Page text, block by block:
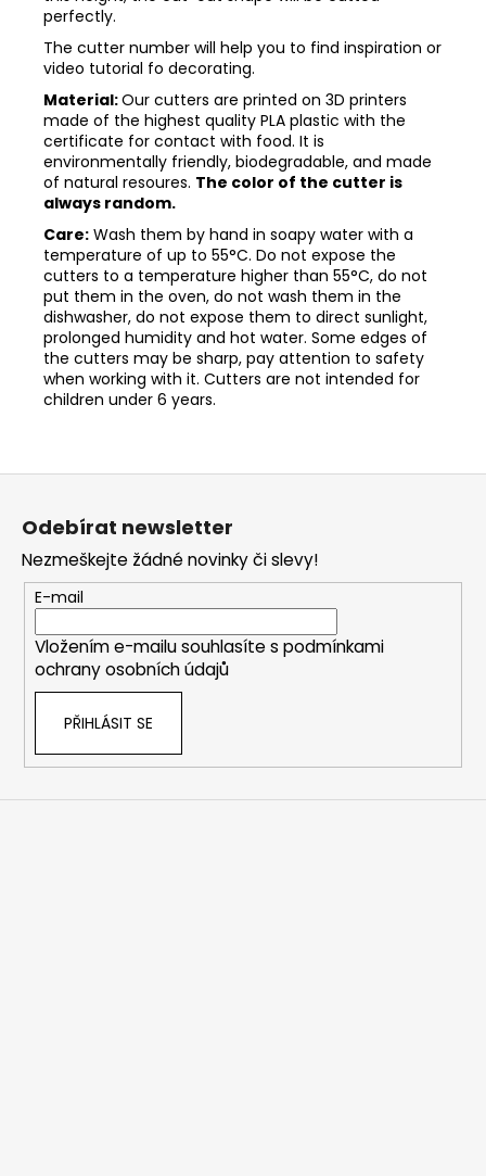
perfectly.
The cutter number will help you to find inspiration or
video tutorial fo decorating.
Material:Our cutters are printed on 3D printers
made of the highest quality PLA plastic with the
certificate for contact with food. It is
environmentally friendly, biodegradable, and made
of natural resoures. The color of the cutter is
always random.
Care: Wash them by hand in soapy water with a
temperature of up to 55°C. Do not expose the
cutters to a temperature higher than 55°C, do not
put them in the oven, do not wash them in the
dishwasher, do not expose them to direct sunlight,
prolonged humidity and hot water. Some edges of
the cutters may be sharp, pay attention to safety
when working with it. Cutters are not intended for
children under 6 years.
Z
Odebírat newsletter
Nezmeškejte žádné novinky či slevy!
E-mail
Vložením e-mailu souhlasíte s podmínkami
ochrany osobních údajů
PŘIHLÁSIT SE